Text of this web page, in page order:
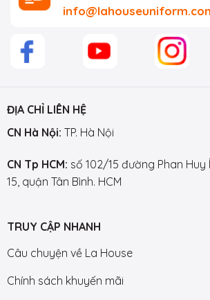
ĐỊA CHỈ LIÊN HỆ
CN Hà Nội: TP. Hà Nội
CN Tp HCM: số 102/15 đường Phan Huy
15, quận Tân Bình. HCM
TRUY CẬP NHANH
Câu chuyện về La House
Chính sách khuyến mãi